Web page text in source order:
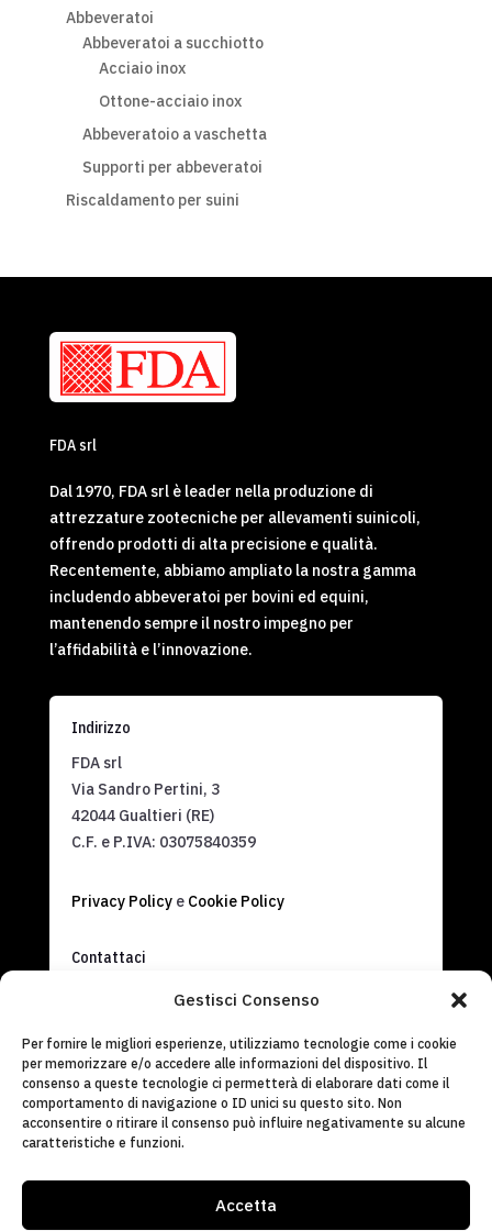
Gestisci Consenso
Per fornire le migliori esperienze, utilizziamo tecnologie come i cookie
per memorizzare e/o accedere alle informazioni del dispositivo. Il
consenso a queste tecnologie ci permetterà di elaborare dati come il
comportamento di navigazione o ID unici su questo sito. Non
acconsentire o ritirare il consenso può influire negativamente su alcune
caratteristiche e funzioni.
Accetta
Abbeveratoi
Abbeveratoi a succhiotto
Acciaio inox
Ottone-acciaio inox
Abbeveratoio a vaschetta
Supporti per abbeveratoi
Riscaldamento per suini
FDA srl
Dal 1970, FDA srl è leader nella produzione di
attrezzature zootecniche per allevamenti suinicoli,
offrendo prodotti di alta precisione e qualità.
Recentemente, abbiamo ampliato la nostra gamma
includendo abbeveratoi per bovini ed equini,
mantenendo sempre il nostro impegno per
l’affidabilità e l’innovazione.
Indirizzo
FDA srl
Via Sandro Pertini, 3
42044 Gualtieri (RE)
C.F. e P.IVA: 03075840359
Privacy Policye Cookie Policy
Contattaci
(Inglese)